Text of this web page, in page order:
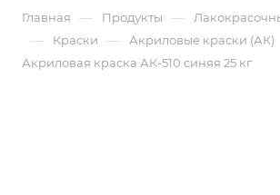
Главная — Продукты —
— Краски — Акриловые краски (АК)
Акриловая краска АК-510 синяя 25 кг